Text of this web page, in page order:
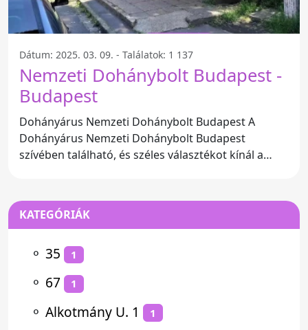
Dátum: 2025. 03. 09. - Találatok: 1 137
Nemzeti Dohánybolt Budapest -
Budapest
Dohányárus Nemzeti Dohánybolt Budapest A
Dohányárus Nemzeti Dohánybolt Budapest
szívében található, és széles választékot kínál a
KATEGÓRIÁK
⚬ 35 1
⚬ 67 1
⚬ Alkotmány U. 1 1